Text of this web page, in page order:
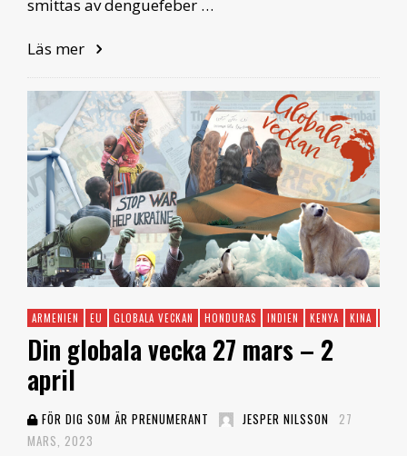
smittas av denguefeber …
Läs mer
ARMENIEN EU GLOBALA VECKAN HONDURAS INDIEN KENYA KINA
Din globala vecka 27 mars – 2
april
FÖR DIG SOM ÄR PRENUMERANT JESPER NILSSON
27
MARS, 2023